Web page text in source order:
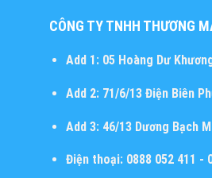
CÔNG TY TNHH THƯƠNG
Add 1:05 Hoàng Dư
Add 2:71/6/13 Điện Biên
Add 3:46/13 Dương Bạch
Điện thoại:0888 052 411 -